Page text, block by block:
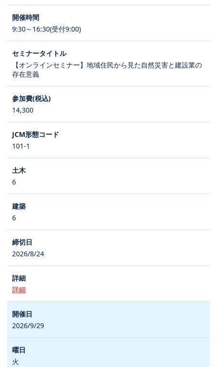
9:30～16:30(受付9:00)
【オンラインセミナー】地域住民から見た自然災害と建設業の
存在意義
14,300
101-1
6
6
2026/8/24
詳細
2026/9/29
火